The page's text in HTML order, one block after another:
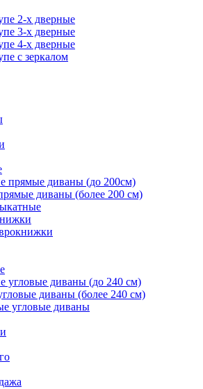
2-х дверные
3-х дверные
4-х дверные
с зеркалом
прямые диваны (до 200см)
диваны (более 200 см)
угловые диваны (до 240 см)
диваны (более 240 см)
угловые диваны